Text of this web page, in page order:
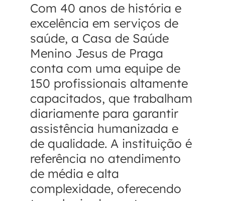
Com 40 anos de história e
excelência em serviços de
saúde, a Casa de Saúde
Menino Jesus de Praga
conta com uma equipe de
150 profissionais altamente
capacitados, que trabalham
diariamente para garantir
assistência humanizada e
de qualidade. A instituição é
referência no atendimento
de média e alta
complexidade, oferecendo